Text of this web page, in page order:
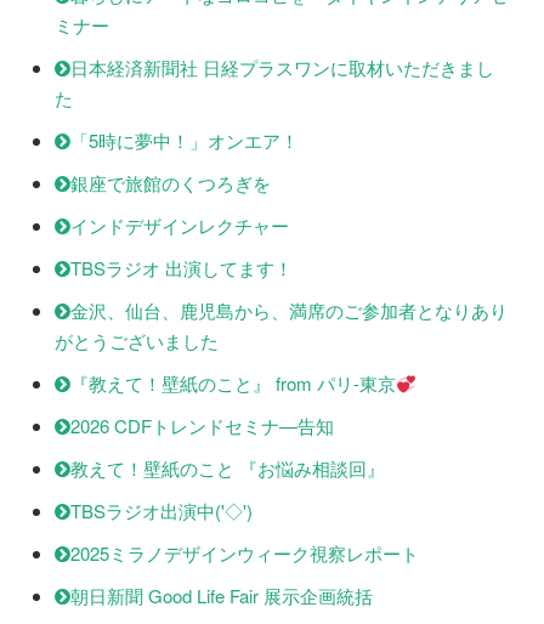
ミナー
日本経済新聞社 日経プラスワンに取材いただきまし
た
「5時に夢中！」オンエア！
銀座で旅館のくつろぎを
インドデザインレクチャー
TBSラジオ 出演してます！
金沢、仙台、鹿児島から、満席のご参加者となりあり
がとうございました
『教えて！壁紙のこと』 from パリ-東京
2026 CDFトレンドセミナ―告知
教えて！壁紙のこと 『お悩み相談回』
TBSラジオ出演中('◇')ゞ
2025ミラノデザインウィーク視察レポート
朝日新聞 Good Life Fair 展示企画統括